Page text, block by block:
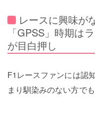
レースに興味が
「GPSS」時期は
が目白押し
F1レースファンには認
まり馴染みのない方で